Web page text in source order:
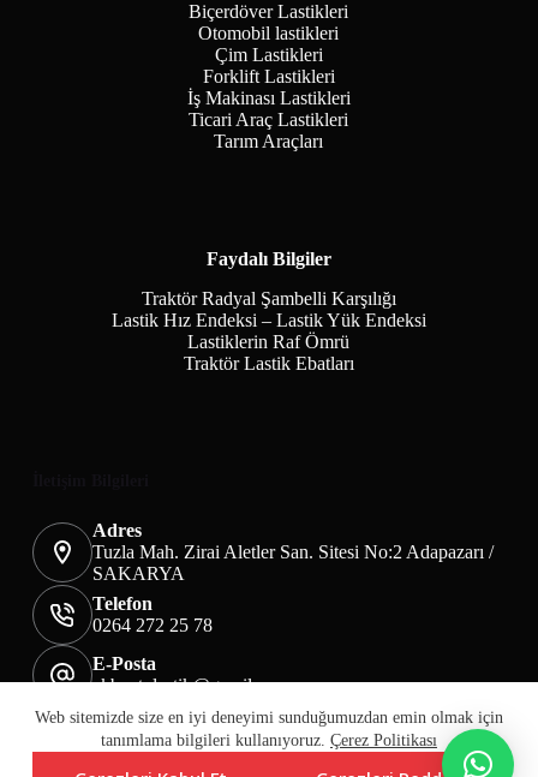
Web sitemizde size en iyi deneyimi sunduğumuzdan emin olmak için
tanımlama bilgileri kullanıyoruz. Çerez Politikası
Biçerdöver Lastikleri
Otomobil lastikleri
Çim Lastikleri
Forklift Lastikleri
İş Makinası Lastikleri
Ticari Araç Lastikleri
Tarım Araçları
Faydalı Bilgiler
Traktör Radyal Şambelli Karşılığı
Lastik Hız Endeksi – Lastik Yük Endeksi
Lastiklerin Raf Ömrü
Traktör Lastik Ebatları
Adres
Tuzla Mah. Zirai Aletler San. Sitesi No:2 Adapazarı /
SAKARYA
Telefon
0264 272 25 78
E-Posta
akbaotolastik@gmail.com
Mesafeli Satış Sözleşmesi
Teslimat&İade
Üyelik KVKK Sayfası
Çerez Politikası